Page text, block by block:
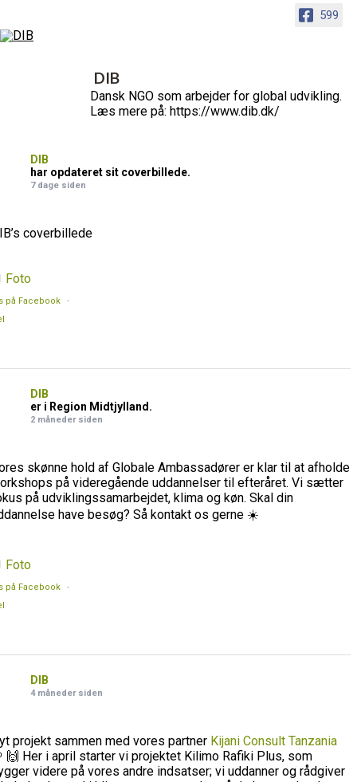
599
DIB
Dansk NGO som arbejder for global udvikling.
Læs mere på: https://www.dib.dk/
DIB
har opdateret sit coverbillede.
7 dage siden
coverbillede
Foto
på Facebook
·
DIB
er i Region Midtjylland.
2 måneder siden
skønne hold af Globale Ambassadører er klar til at afholde
på videregående uddannelser til efteråret. Vi sætter
på udviklingssamarbejdet, klima og køn. Skal din
have besøg? Så kontakt os gerne ☀️
Foto
på Facebook
·
DIB
4 måneder siden
projekt sammen med vores partner Kijani Consult Tanzania
🙌 Her i april starter vi projektet Kilimo Rafiki Plus, som
videre på vores andre indsatser; vi uddanner og rådgiver